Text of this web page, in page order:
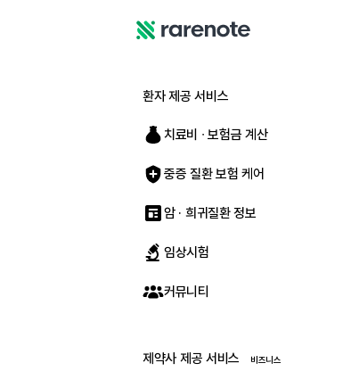
트
환자 제공 서비스
치료비 ∙ 보험금 계산
중증 질환 보험 케어
암 · 희귀질환 정보
임상시험
커뮤니티
제약사 제공 서비스